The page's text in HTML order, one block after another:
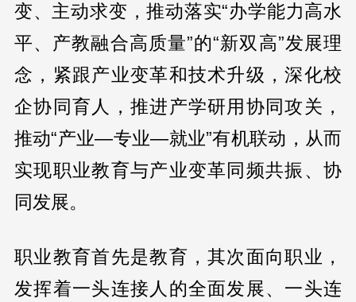
变、主动求变，推动落实“办学能力高水
平、产教融合高质量”的“新双高”发展理
念，紧跟产业变革和技术升级，深化校
企协同育人，推进产学研用协同攻关，
推动“产业—专业—就业”有机联动，从而
实现职业教育与产业变革同频共振、协
同发展。
职业教育首先是教育，其次面向职业，
发挥着一头连接人的全面发展、一头连